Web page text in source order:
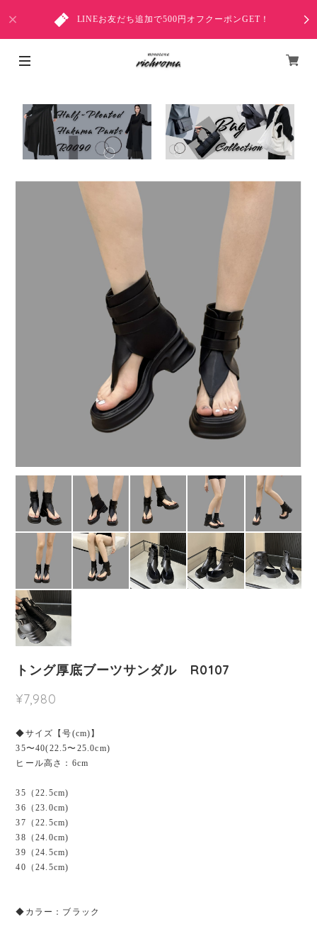
LINEお友だち追加で500円オフクーポンGET！
トング厚底ブーツサンダル R0107
¥7,980
◆サイズ【号(cm)】
35〜40(22.5〜25.0cm)
ヒール高さ：6cm
35（22.5cm)
36（23.0cm)
37（22.5cm)
38（24.0cm)
39（24.5cm)
40（24.5cm)
◆カラー：ブラック